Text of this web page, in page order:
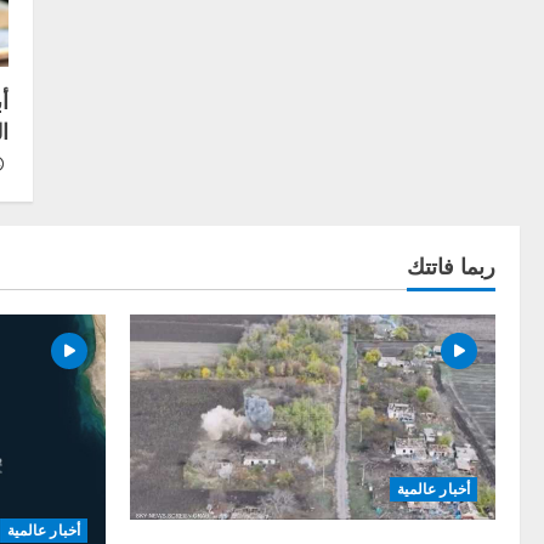
ربما فاتتك
أخبار عالمية
أخبار عالمية